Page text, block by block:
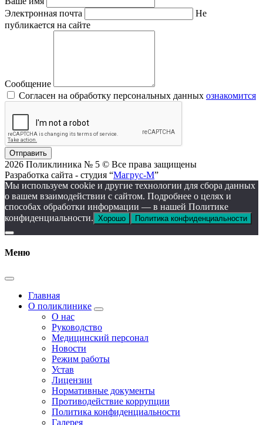
Электронная почта
Не
публикается на сайте
Сообщение
Согласен на обработку персональных данных ознакомится
Отправить
2026 Поликлиника № 5 © Все права защищены
Разработка сайта - студия “Магрус-М”
Мы используем cookie и другие технологии для сбора данных
о вашем взаимодействии с сайтом. Подробнее о целях и
способах обработки информации — в нашей Политике
конфиденциальности. Хорошо Политика конфиденциальности
Меню
Главная
О поликлинике
О нас
Руководство
Медицинский персонал
Новости
Режим работы
Устав
Лицензии
Нормативные документы
Противодействие коррупции
Политика конфиденциальности
Галерея